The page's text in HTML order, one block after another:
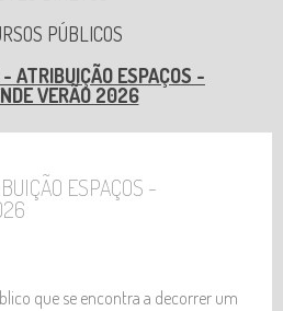
EMPREGO - NADADADOR-
LIMPEZA
PÚBLICOS
ATRIBUIÇÃO ESPAÇOS -
VERÃO 2026
ESPAÇOS -
que se encontra a decorrer um